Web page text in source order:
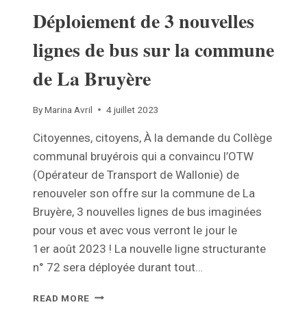
Déploiement de 3 nouvelles
lignes de bus sur la commune
de La Bruyère
ByMarina Avril 4 juillet 2023
Citoyennes, citoyens, À la demande du Collège
communal bruyérois qui a convaincu l’OTW
(Opérateur de Transport de Wallonie) de
renouveler son offre sur la commune de La
Bruyère, 3 nouvelles lignes de bus imaginées
pour vous et avec vous verront le jour le
1er août 2023 ! La nouvelle ligne structurante
n° 72 sera déployée durant tout…
READ MORE DÉPLOIEMENT